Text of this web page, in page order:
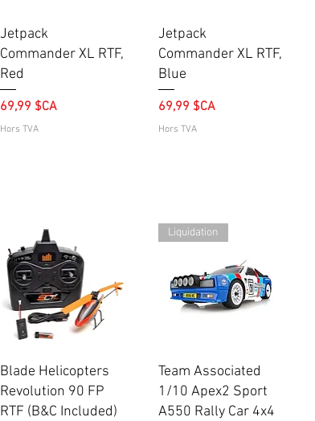
Aperçu rapide
Jetpack
Commander XL RTF,
Red
Prix
69,99 $CA
Hors TVA
Aperçu rapide
Jetpack
Commander XL RTF,
Blue
Prix
69,99 $CA
Hors TVA
Aperçu rapide
Blade Helicopters
Revolution 90 FP
RTF (B&C Included)
Aperçu rapide
Liquidation
Team Associated
1/10 Apex2 Sport
A550 Rally Car 4x4